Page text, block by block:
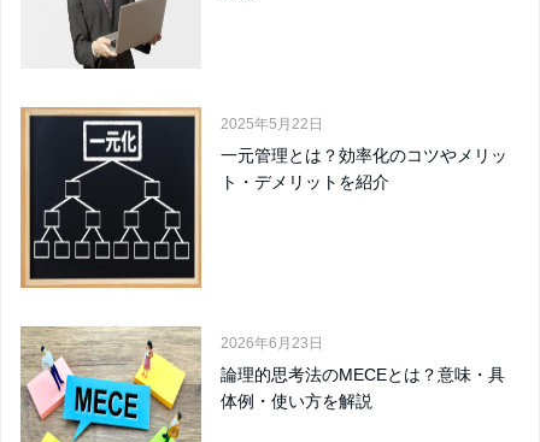
2025年5月22日
一元管理とは？効率化のコツやメリッ
ト・デメリットを紹介
2026年6月23日
論理的思考法のMECEとは？意味・具
体例・使い方を解説